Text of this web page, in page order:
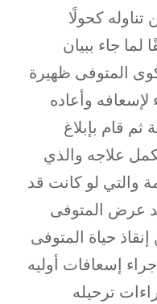
كحولًا
جاء ببيان
المتوفى ظهيرة
لإسعافه وأعاده
قام بإبلاغ
علاجه والذي
والتي لو كانت قد
عرض المتوفى
حياة المتوفى
إسعافات أوليه
ترحيله